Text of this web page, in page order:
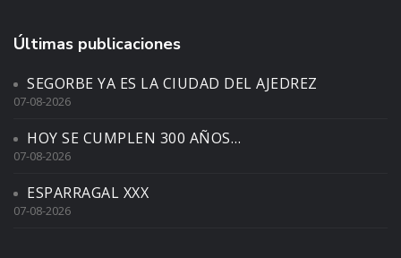
Últimas publicaciones
SEGORBE YA ES LA CIUDAD DEL AJEDREZ
07-08-2026
HOY SE CUMPLEN 300 AÑOS…
07-08-2026
ESPARRAGAL XXX
07-08-2026